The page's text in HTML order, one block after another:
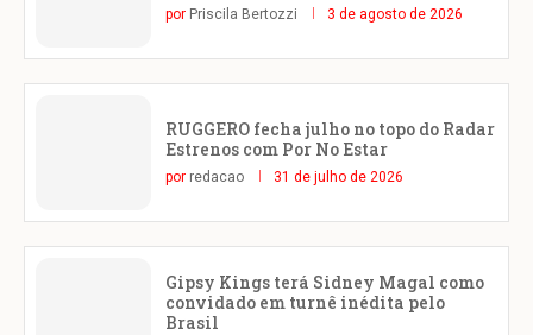
por Priscila Bertozzi 3 de agosto de 2026
RUGGERO fecha julho no topo do Radar
Estrenos com Por No Estar
por redacao 31 de julho de 2026
Gipsy Kings terá Sidney Magal como
convidado em turnê inédita pelo
Brasil